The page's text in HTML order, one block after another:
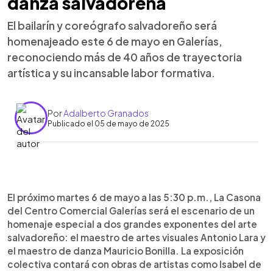
El bailarín y coreógrafo salvadoreño será
homenajeado este 6 de mayo en Galerías,
reconociendo más de 40 años de trayectoria
artística y su incansable labor formativa.
PorAdalberto Granados
Publicado el 05 de mayo de 2025
► Escuchar artículo
El próximo martes 6 de mayo a las 5:30 p.m., La Casona
del Centro Comercial Galerías será el escenario de un
homenaje especial a dos grandes exponentes del arte
salvadoreño: el maestro de artes visuales Antonio Lara y
el maestro de danza Mauricio Bonilla. La exposición
colectiva contará con obras de artistas como Isabel de